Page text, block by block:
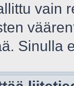
vain
Sinulla